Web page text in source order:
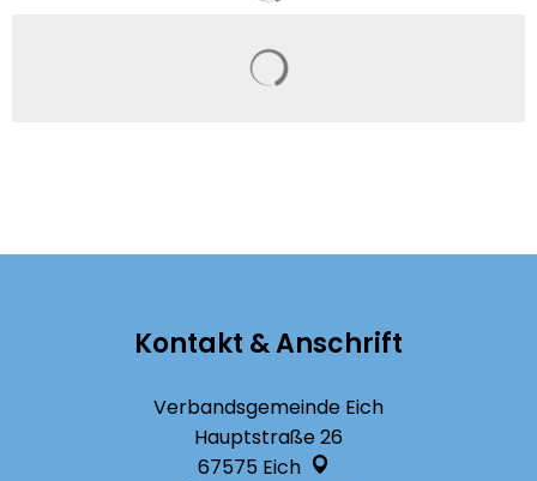
Kontakt & Anschrift
Verbandsgemeinde Eich
Hauptstraße 26
67575 Eich